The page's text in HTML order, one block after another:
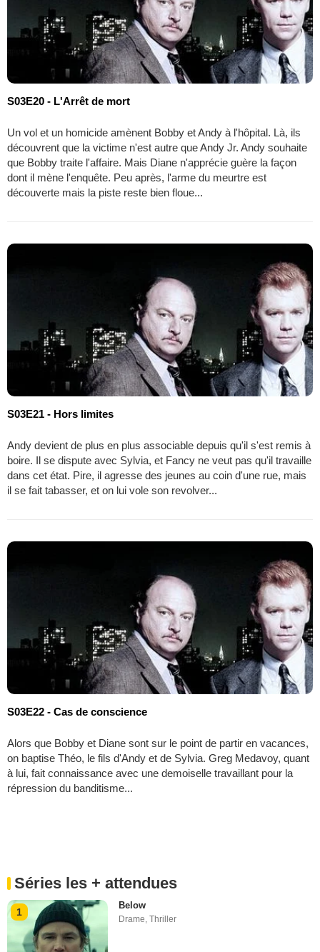
S03E20 - L'Arrêt de mort
Un vol et un homicide amènent Bobby et Andy à l'hôpital. Là, ils
découvrent que la victime n'est autre que Andy Jr. Andy souhaite
que Bobby traite l'affaire. Mais Diane n'apprécie guère la façon
dont il mène l'enquête. Peu après, l'arme du meurtre est
découverte mais la piste reste bien floue...
S03E21 - Hors limites
Andy devient de plus en plus associable depuis qu'il s'est remis à
boire. Il se dispute avec Sylvia, et Fancy ne veut pas qu'il travaille
dans cet état. Pire, il agresse des jeunes au coin d'une rue, mais
il se fait tabasser, et on lui vole son revolver...
S03E22 - Cas de conscience
Alors que Bobby et Diane sont sur le point de partir en vacances,
on baptise Théo, le fils d'Andy et de Sylvia. Greg Medavoy, quant
à lui, fait connaissance avec une demoiselle travaillant pour la
répression du banditisme...
Séries les + attendues
1
Below
Drame,Thriller